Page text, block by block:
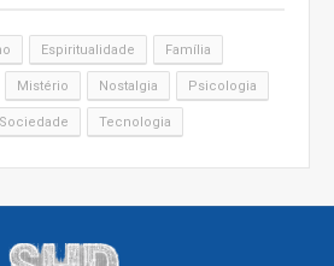
Espiritualidade Família
Mistério Nostalgia Psicologia
Sociedade Tecnologia